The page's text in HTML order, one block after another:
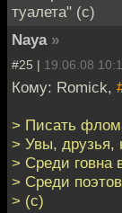
туалета" (с)
Naya »
#25 | 19.06.08
Кому: Romick,
> Писать
> Увы, друзья,
> Среди говна
> Среди
> (с)